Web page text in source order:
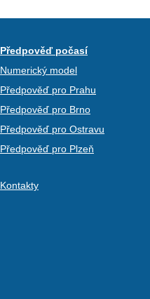
Předpověď počasí
Numerický model
Předpověď pro Prahu
Předpověď pro Brno
Předpověď pro Ostravu
Předpověď pro Plzeň
Kontakty